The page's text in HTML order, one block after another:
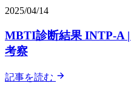
2025/04/14
MBTI診断結果 INTP-A
考察
記事を読む